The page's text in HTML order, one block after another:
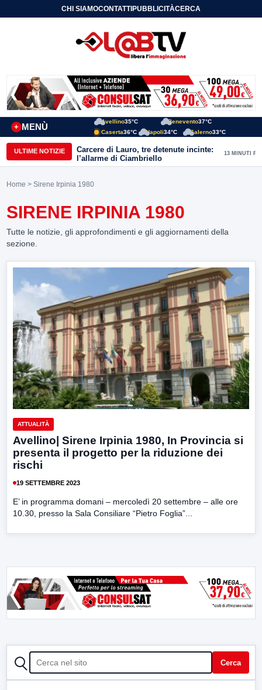
CHI SIAMOCONTATTIPUBBLICITÀCERCA
MENÙ
+
Avellino35°C Benevento37°C
Caserta36°C Napoli34°C Salerno33°C
ULTIME NOTIZIE
Carcere di Lauro, tre detenute incinte:
l’allarme di Ciambriello
13 MINUTI FA
Home > Sirene Irpinia 1980
SIRENE IRPINIA 1980
Tutte le notizie, gli approfondimenti e gli aggiornamenti della
sezione.
ATTUALITÀ
Avellino| Sirene Irpinia 1980, In Provincia si
presenta il progetto per la riduzione dei
rischi
19 SETTEMBRE 2023
E’ in programma domani – mercoledì 20 settembre – alle ore
10.30, presso la Sala Consiliare “Pietro Foglia”...
CERCA Cerca